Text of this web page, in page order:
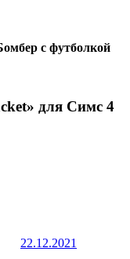
с футболкой
для Симс 4
22.12.2021